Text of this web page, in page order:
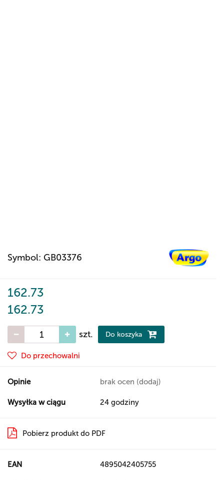
Symbol: GB03376
162.73
162.73
szt. Do koszyka
Do przechowalni
Opinie brak ocen (dodaj)
Wysyłka w ciągu 24 godziny
Pobierz produkt do PDF
EAN 4895042405755